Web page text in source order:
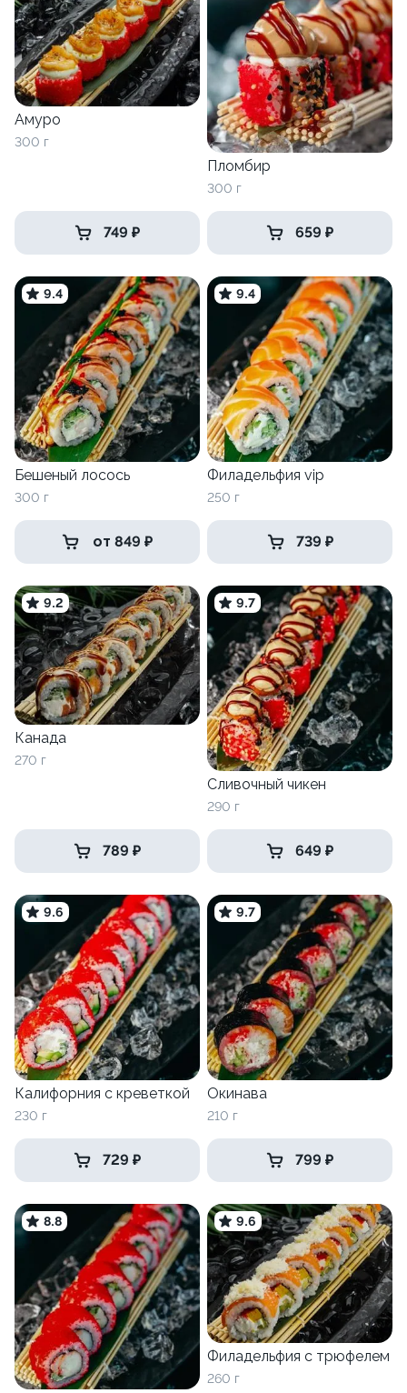
Амуро
300 г
749 ₽
Пломбир
300 г
659 ₽
9.4
Бешеный лосось
300 г
от 849 ₽
9.4
Филадельфия vip
250 г
739 ₽
9.2
Канада
270 г
789 ₽
9.7
Сливочный чикен
290 г
649 ₽
9.6
Калифорния с креветкой
230 г
729 ₽
9.7
Окинава
210 г
799 ₽
8.8 9.6
Филадельфия с трюфелем
260 г